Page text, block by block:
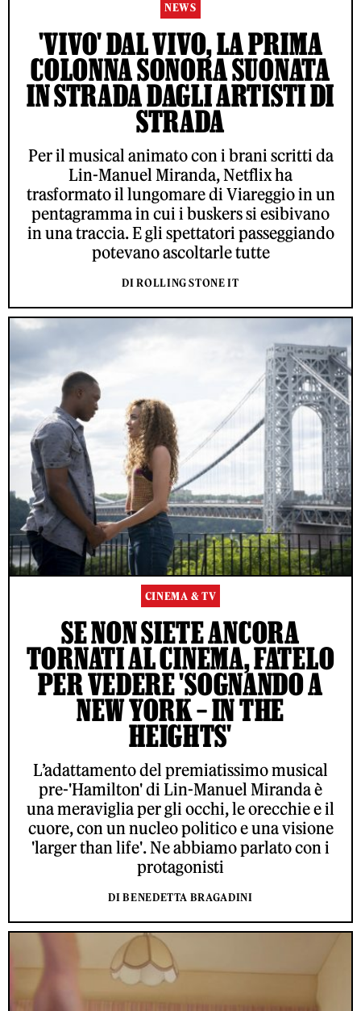
NEWS
'VIVO' DAL VIVO, LA PRIMA
COLONNA SONORA SUONATA
IN STRADA DAGLI ARTISTI DI
STRADA
Per il musical animato con i brani scritti da
Lin-Manuel Miranda, Netflix ha
trasformato il lungomare di Viareggio in un
pentagramma in cui i buskers si esibivano
in una traccia. E gli spettatori passeggiando
potevano ascoltarle tutte
DI ROLLING STONE IT
CINEMA & TV
SE NON SIETE ANCORA
TORNATI AL CINEMA, FATELO
PER VEDERE 'SOGNANDO A
NEW YORK – IN THE
HEIGHTS'
L’adattamento del premiatissimo musical
pre-'Hamilton' di Lin-Manuel Miranda è
una meraviglia per gli occhi, le orecchie e il
cuore, con un nucleo politico e una visione
'larger than life'. Ne abbiamo parlato con i
protagonisti
DI BENEDETTA BRAGADINI